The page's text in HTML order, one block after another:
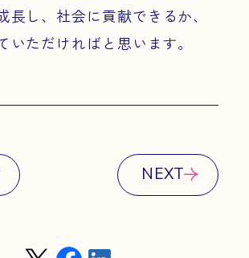
長し、社会に貢献できるか、
いただければと思います。
NEXT